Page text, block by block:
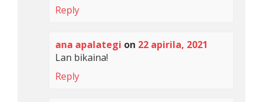
Reply
ana apalategi on 22 apirila, 2021
Lan bikaina!
Reply